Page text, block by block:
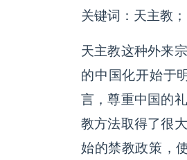
关键词：天主教
天主教这种外来
的中国化开始于
言，尊重中国的
教方法取得了很
始的禁教政策，